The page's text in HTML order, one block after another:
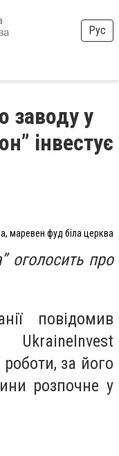
Рус
заводу у
інвестує
маревен фуд біла церква
оголосить про
повідомив
за його
розпочне у